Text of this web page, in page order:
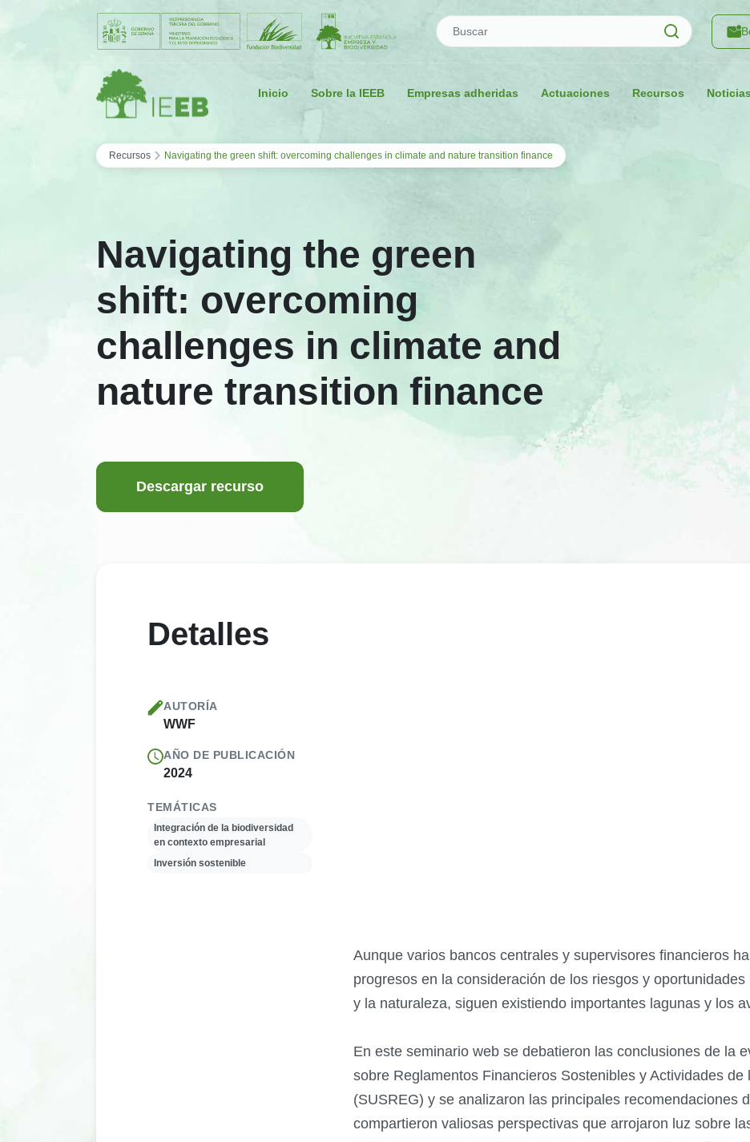
Saltar al contenido
Buscar
Inicio Sobre la IEEB Empresas adheridas Actuaciones Recursos Noticias
Recursos › Navigating the green shift: overcoming challenges in climate and nature transition finance
Navigating the green
shift: overcoming
challenges in climate and
nature transition finance
Descargar recurso
Detalles
AUTORÍA
WWF
AÑO DE PUBLICACIÓN
2024
TEMÁTICAS
Integración de la biodiversidad
en contexto empresarial
Inversión sostenible
Aunque varios bancos centrales y supervisores financieros
progresos en la consideración de los riesgos y
y la naturaleza, siguen existiendo importantes lagunas y los
En este seminario web se debatieron las conclusiones de la
sobre Reglamentos Financieros Sostenibles y Actividades de
(SUSREG) y se analizaron las principales recomendaciones
compartieron valiosas perspectivas que arrojaron luz sobre